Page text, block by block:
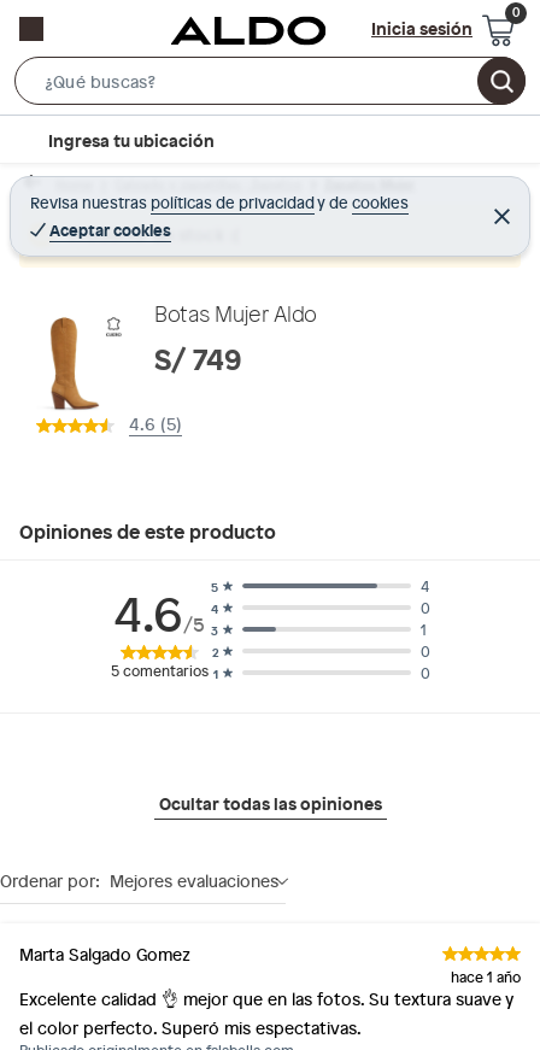
Inicia sesión
e
r
c
B
r
c
t
Ingresa tu ubicación
Revisa nuestras políticas de privacidadyde cookies
Aceptar cookies
C
e
r
Home Calzado y zapatillas - Zapatos Zapatos Mujer
Producto sin stock :(
Botas Mujer Aldo
S/ 749
4.6 (5)
Opiniones de este producto
4.6/5
5 comentarios 1 0
2 0
3 1
4 0
5 4
Ocultar todas las opiniones
Ordenar por: Mejores evaluaciones
Marta Salgado Gomez
hace 1 año
Excelente calidad 👌 mejor que en las fotos. Su textura suave y
el color perfecto. Superó mis espectativas.